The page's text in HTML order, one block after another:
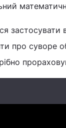
про суворе